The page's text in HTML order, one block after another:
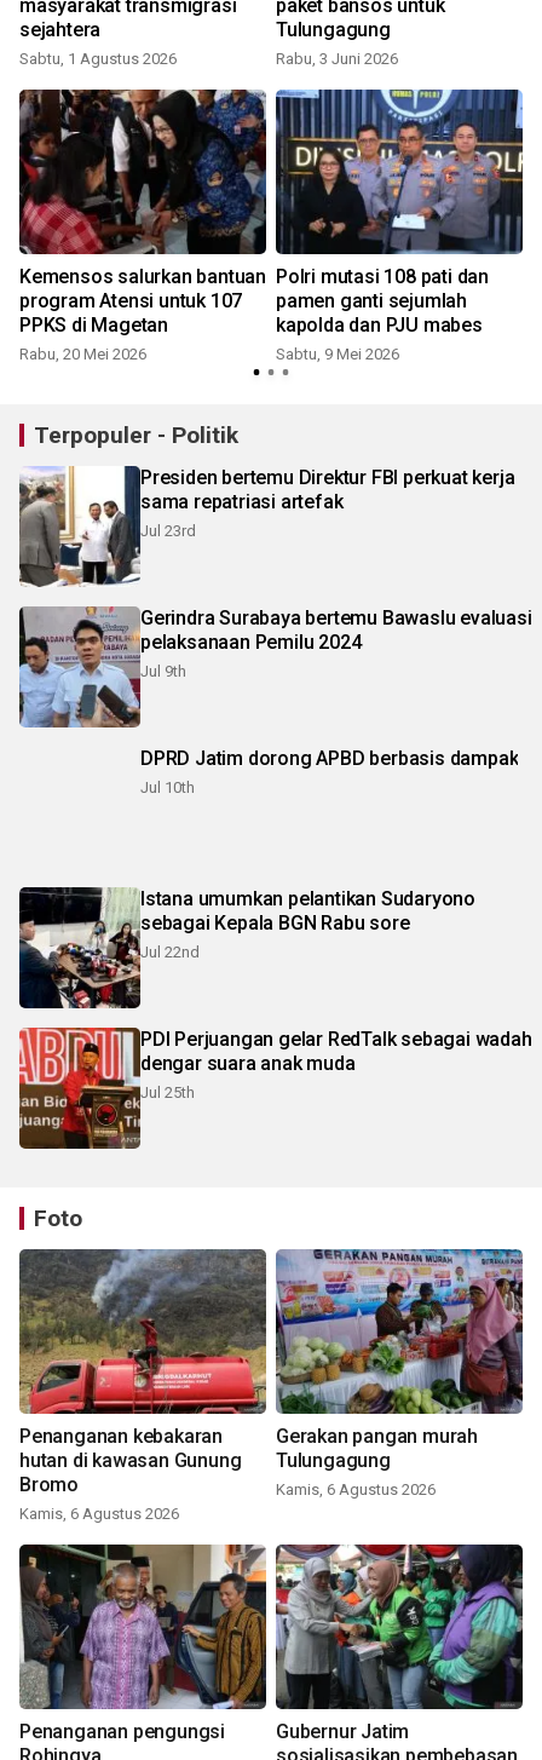
masyarakat transmigrasi
sejahtera
Sabtu, 1 Agustus 2026
paket bansos untuk
Tulungagung
Rabu, 3 Juni 2026
Kemensos salurkan bantuan
program Atensi untuk 107
PPKS di Magetan
Rabu, 20 Mei 2026
Polri mutasi 108 pati dan
pamen ganti sejumlah
kapolda dan PJU mabes
Sabtu, 9 Mei 2026
Terpopuler - Politik
Presiden bertemu Direktur FBI perkuat kerja
sama repatriasi artefak
Jul 23rd
Gerindra Surabaya bertemu Bawaslu evaluasi
pelaksanaan Pemilu 2024
Jul 9th
DPRD Jatim dorong APBD berbasis dampak
Jul 10th
Istana umumkan pelantikan Sudaryono
sebagai Kepala BGN Rabu sore
Jul 22nd
PDI Perjuangan gelar RedTalk sebagai wadah
dengar suara anak muda
Jul 25th
Foto
Penanganan kebakaran
hutan di kawasan Gunung
Bromo
Kamis, 6 Agustus 2026
Gerakan pangan murah
Tulungagung
Kamis, 6 Agustus 2026
Penanganan pengungsi
Gubernur Jatim